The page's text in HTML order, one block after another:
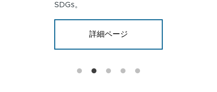
SDGs。
詳細ページ